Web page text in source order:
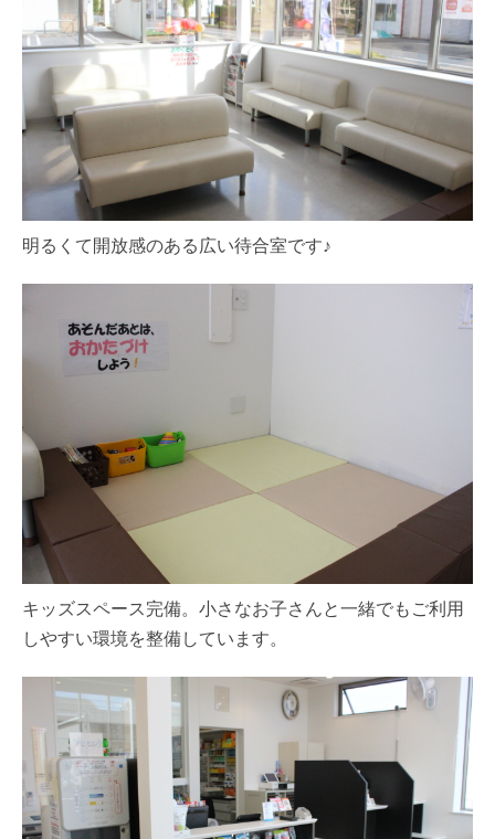
明るくて開放感のある広い待合室です♪
キッズスペース完備。小さなお子さんと一緒でもご利用
しやすい環境を整備しています。